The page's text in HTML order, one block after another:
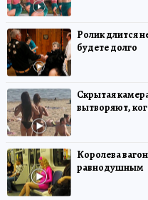
Ролик длится
будете долго
Скрытая
вытворяют,
Королева
равнодушным